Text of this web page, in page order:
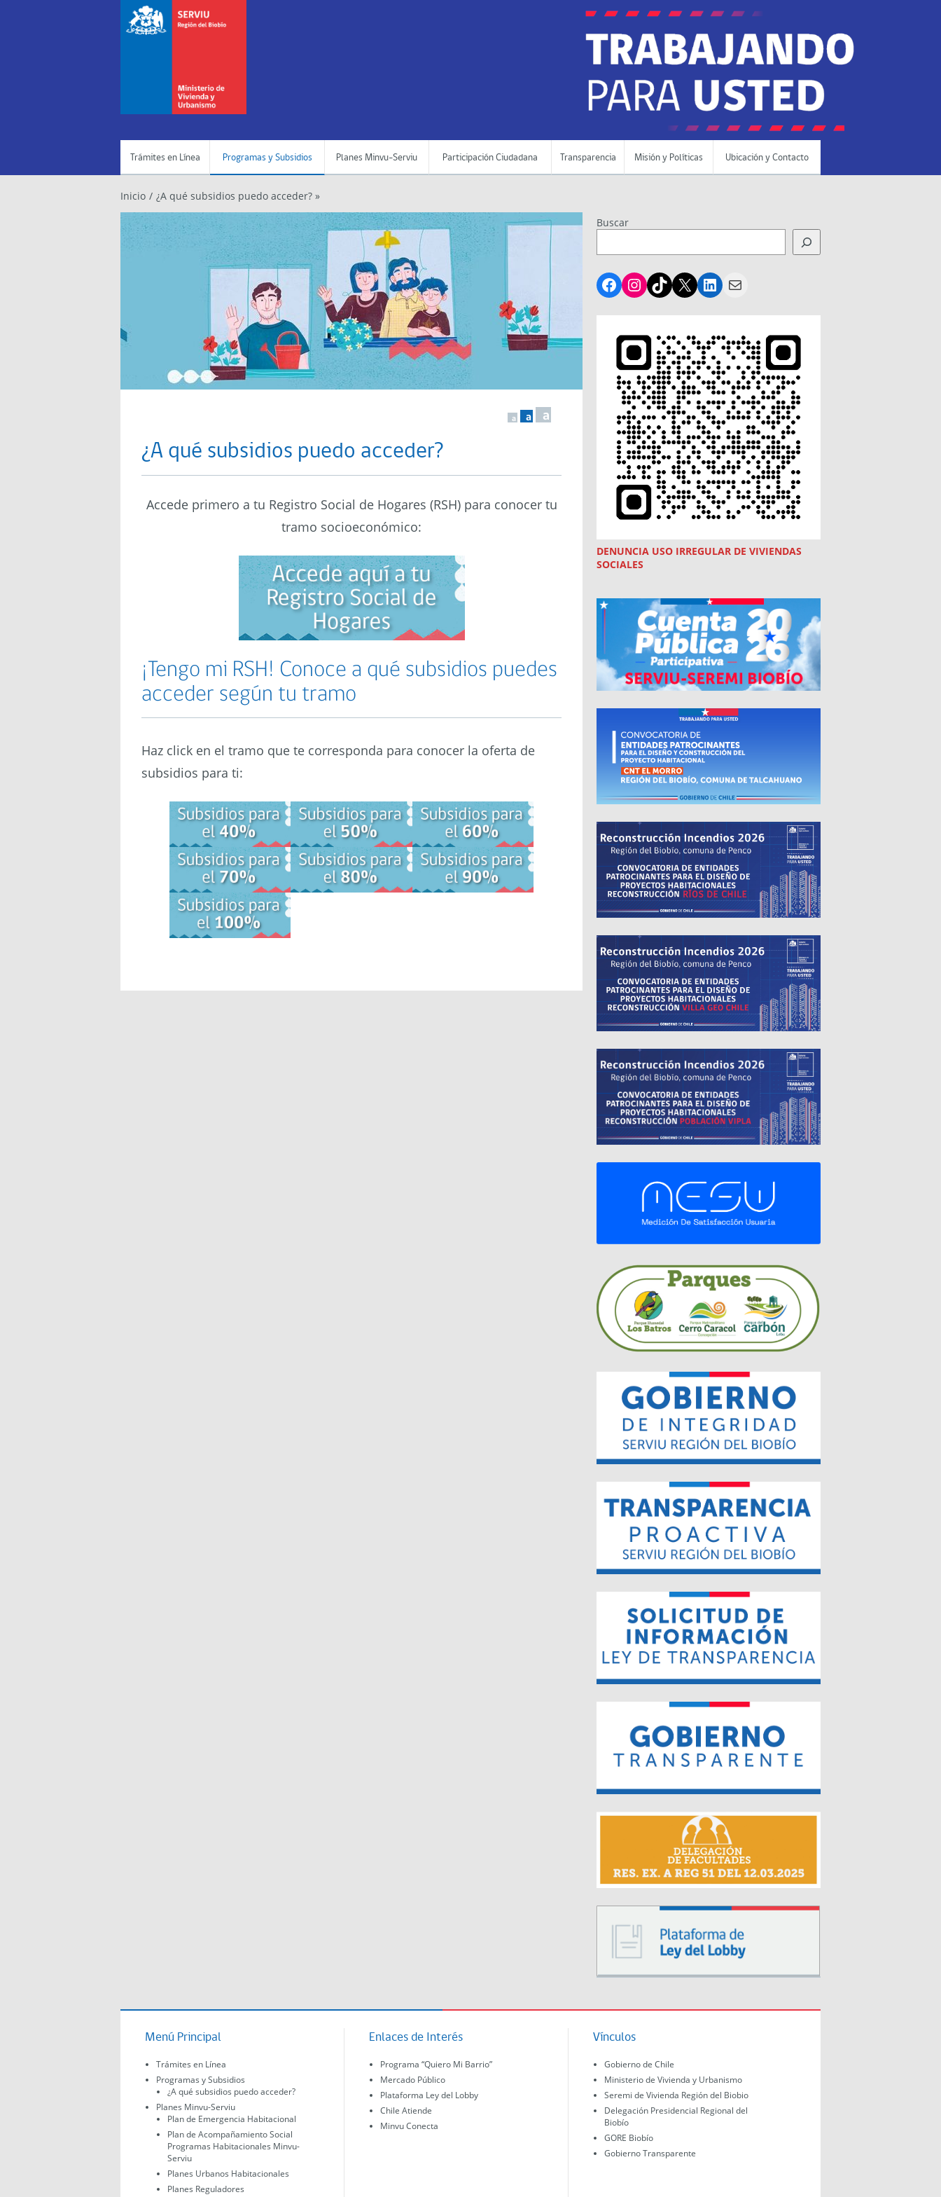
Trámites en Línea Programas y Subsidios Planes Minvu-Serviu Participación Ciudadana Transparencia Misión y Políticas Ubicación y Contacto
Inicio / ¿A qué subsidios puedo acceder? »
a a a
¿A qué subsidios puedo acceder?
Accede primero a tu Registro Social de Hogares (RSH) para conocer tu
tramo socioeconómico:
¡Tengo mi RSH! Conoce a qué subsidios puedes
acceder según tu tramo
Haz click en el tramo que te corresponda para conocer la oferta de
subsidios para ti:
Buscar
Facebook
Instagram
TikTok
X LinkedIn
Mail
DENUNCIA USO IRREGULAR DE VIVIENDAS
SOCIALES
Menú Principal
Trámites en Línea
Programas y Subsidios
¿A qué subsidios puedo acceder?
Planes Minvu-Serviu
Plan de Emergencia Habitacional
Plan de Acompañamiento Social
Programas Habitacionales Minvu-
Serviu
Planes Urbanos Habitacionales
Planes Reguladores
Enlaces de Interés
Programa “Quiero Mi Barrio”
Mercado Público
Plataforma Ley del Lobby
Chile Atiende
Minvu Conecta
Vínculos
Gobierno de Chile
Ministerio de Vivienda y Urbanismo
Seremi de Vivienda Región del Biobio
Delegación Presidencial Regional del
Biobío
GORE Biobío
Gobierno Transparente